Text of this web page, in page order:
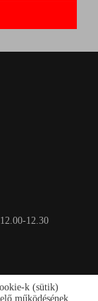
12.30
k (sütik)
működésének